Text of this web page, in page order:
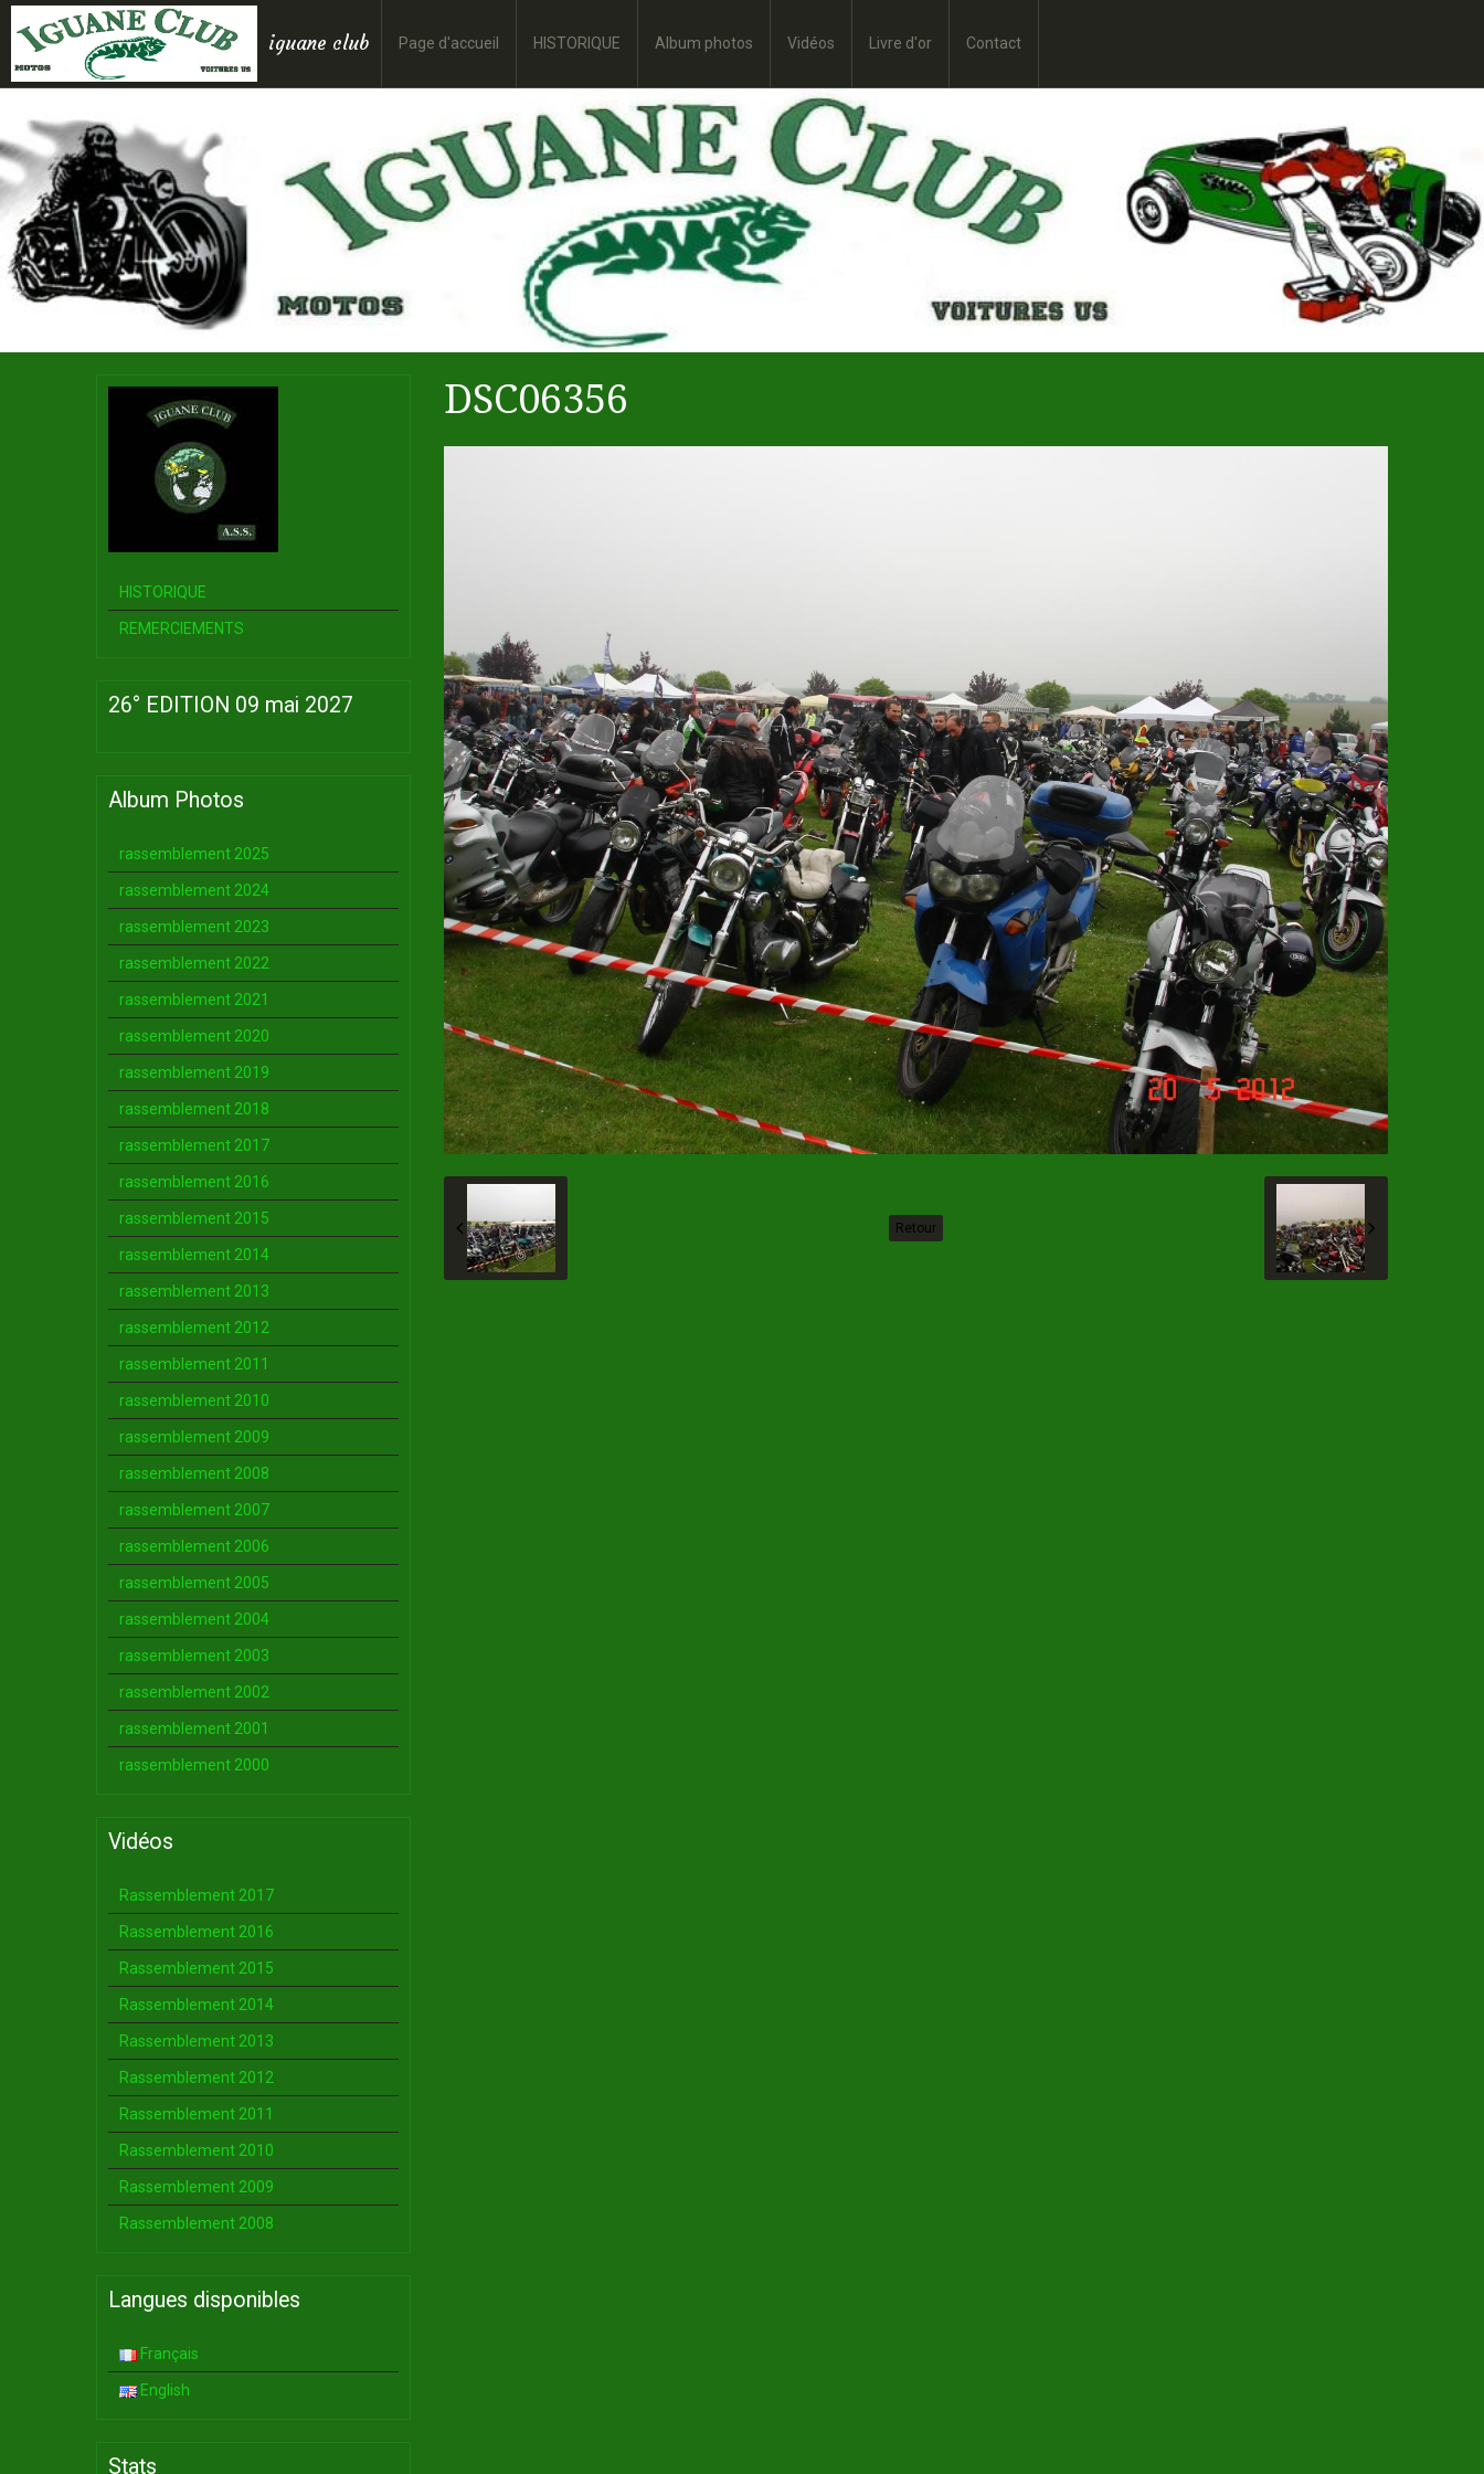
iguane club Page d'accueil HISTORIQUE Album photos Vidéos Livre d'or Contact
DSC06356
Retour
HISTORIQUE
REMERCIEMENTS
26° EDITION 09 mai 2027
Album Photos
rassemblement 2025
rassemblement 2024
rassemblement 2023
rassemblement 2022
rassemblement 2021
rassemblement 2020
rassemblement 2019
rassemblement 2018
rassemblement 2017
rassemblement 2016
rassemblement 2015
rassemblement 2014
rassemblement 2013
rassemblement 2012
rassemblement 2011
rassemblement 2010
rassemblement 2009
rassemblement 2008
rassemblement 2007
rassemblement 2006
rassemblement 2005
rassemblement 2004
rassemblement 2003
rassemblement 2002
rassemblement 2001
rassemblement 2000
Vidéos
Rassemblement 2017
Rassemblement 2016
Rassemblement 2015
Rassemblement 2014
Rassemblement 2013
Rassemblement 2012
Rassemblement 2011
Rassemblement 2010
Rassemblement 2009
Rassemblement 2008
Langues disponibles
Français
English
Stats